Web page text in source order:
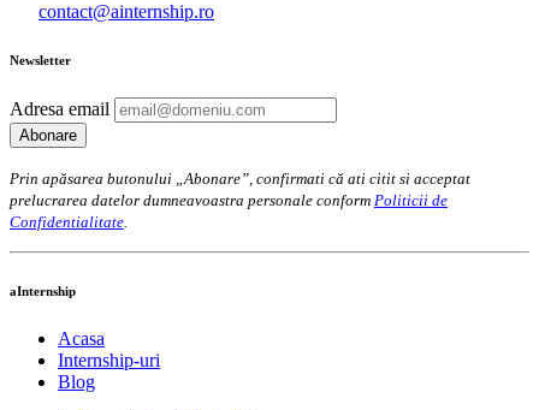
contact@ainternship.ro
Newsletter
Adresa email
Prin apăsarea butonului „Abonare”, confirmati că ati citit si acceptat
prelucrarea datelor dumneavoastra personale conform Politicii de
Confidentialitate
aInternship
Acasa
Internship-uri
Blog